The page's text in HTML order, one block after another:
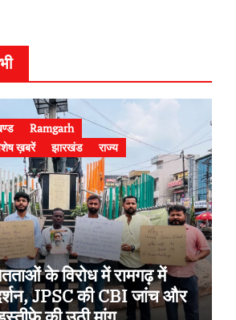
Ramgarh
ख़बरें
झारखंड राज्य
के विरोध में रामगढ़ में
JPSC की CBI जांच और